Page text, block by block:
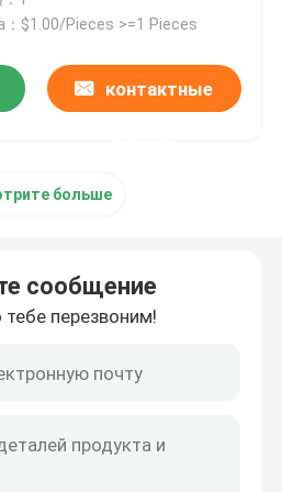
3D
：$1.00/Pieces >=1 Pieces
контактные
больше
сообщение
перезвоним!